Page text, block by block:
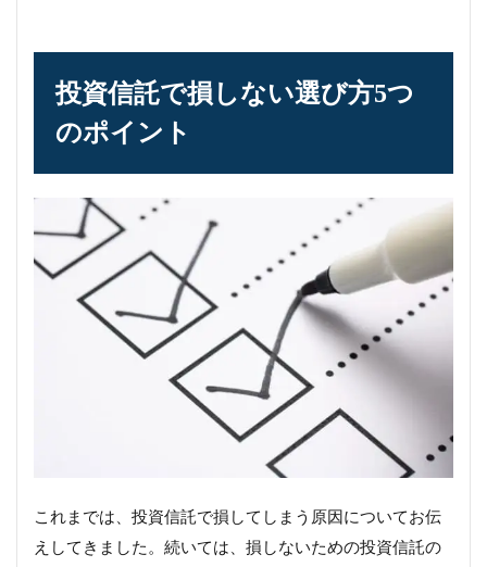
投資信託で損しない選び方5つ
のポイント
これまでは、投資信託で損してしまう原因についてお伝
えしてきました。続いては、損しないための投資信託の